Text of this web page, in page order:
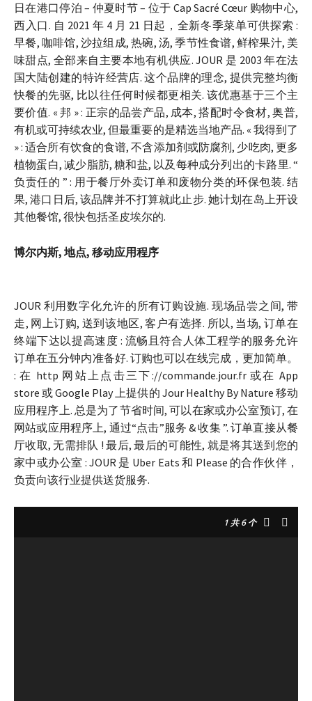
日在港口停泊 – 仲夏时节 – 位于 Cap Sacré Cœur 购物中心,
西入口. 自 2021 年 4 月 21 日起，全新冬季菜单可供探索 :
早餐, 咖啡馆, 沙拉组成, 热碗, 汤, 季节性食谱, 鲜榨果汁, 美
味甜点, 全部来自主要本地有机供应. JOUR 是 2003 年在法
国大陆创建的特许经营店. 这个品牌的理念, 提供完整均衡
快餐的先驱, 比以往任何时候都更相关. 该优惠基于三个主
要价值. « 邦 » : 正宗的品尝产品, 成本, 搭配时令食材, 奥普,
有机或可持续农业, 但最重要的是精选当地产品. « 我得到了
» : 适合所有饮食的食谱, 不含添加剂或防腐剂, 少吃肉, 更多
植物蛋白, 减少脂肪, 糖和盐, 以及每种成分列出的卡路里. “
负责任的 ” : 用于餐厅外卖订单和废物分类的环保包装. 结
果, 港口日后, 该品牌并不打算就此止步. 她计划在岛上开设
其他餐馆, 很快包括圣皮埃尔的.
博尔内斯, 地点, 移动应用程序
JOUR 利用数字化允许的所有订购设施. 现场品尝之间, 带
走, 网上订购, 送到该地区, 客户有选择. 所以, 当场, 订单在
终端下达以提高速度 : 流畅且符合人体工程学的服务允许
订单在五分钟内准备好. 订购也可以在线完成，更加简单。
: 在 http 网站上点击三下://commande.jour.fr 或在 App
store 或 Google Play 上提供的 Jour Healthy By Nature 移动
应用程序上. 总是为了节省时间, 可以在家或办公室预订, 在
网站或应用程序上, 通过“点击”服务 & 收集 ”. 订单直接从餐
厅收取, 无需排队 ! 最后, 最后的可能性, 就是将其送到您的
家中或办公室 : JOUR 是 Uber Eats 和 Please 的合作伙伴，
负责向该行业提供送货服务.
1共 6 个